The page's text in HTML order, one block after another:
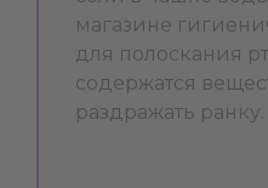
магазине
для полоскания
содержатся
раздражать ранку.